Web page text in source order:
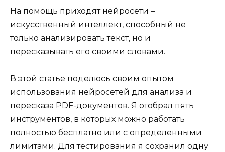
На помощь приходят нейросети –
искусственный интеллект, способный не
только анализировать текст, но и
пересказывать его своими словами.
В этой статье поделюсь своим опытом
использования нейросетей для анализа и
пересказа PDF-документов. Я отобрал пять
инструментов, в которых можно работать
полностью бесплатно или с определенными
лимитами. Для тестирования я сохранил одну